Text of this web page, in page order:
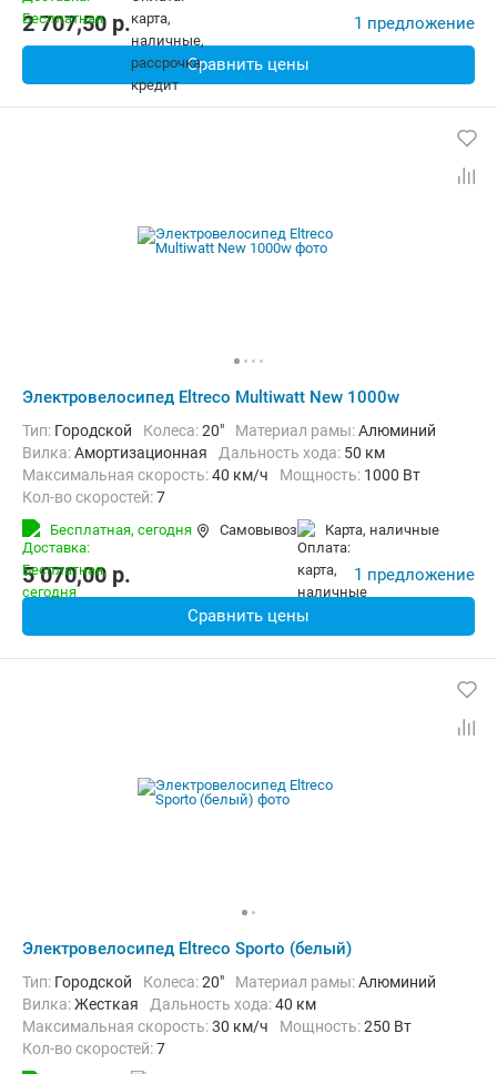
2 707,50 p. 1 предложение
Сравнить цены
Электровелосипед Eltreco Multiwatt New 1000w
Тип: Городской Колеса:20" Материал рамы:Алюминий
Вилка:Амортизационная Дальность хода: 50 км
Максимальная скорость:40 км/ч Мощность: 1000 Вт
Кол-во скоростей:7
Передний тормоз:
Дисковый гидравлический
Задний тормоз:
Дисковый гидравлический Вес:
Бесплатная, сегодня Самовывоз карта, наличные
5 070,00 p. 1 предложение
Сравнить цены
Электровелосипед Eltreco Sporto (белый)
Тип: Городской Колеса:20" Материал рамы:Алюминий
Вилка:Жесткая Дальность хода:40 км
Максимальная скорость:30 км/ч Мощность:250 Вт
Кол-во скоростей:7